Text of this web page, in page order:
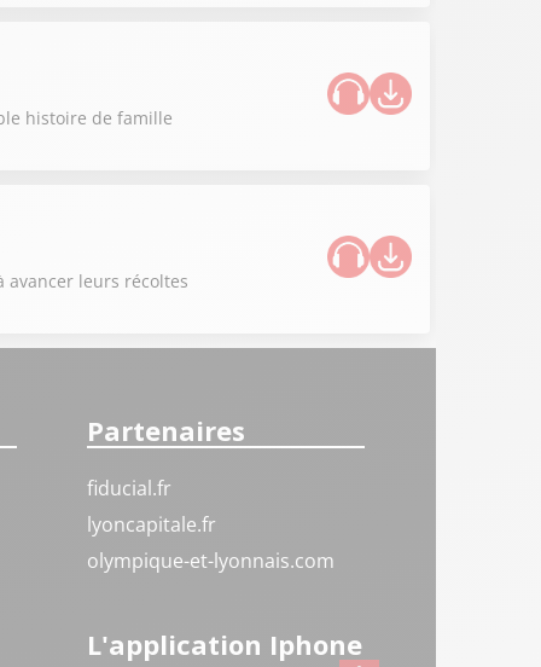
histoire de famille
leurs récoltes
Partenaires
fiducial.fr
lyoncapitale.fr
olympique-et-lyonnais.com
L'application Iphone